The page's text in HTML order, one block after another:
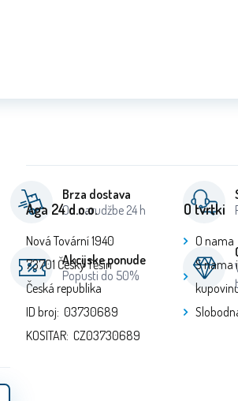
Brza dostava
Od narudžbe 24 h
Akcijske ponude
Popusti do 50%
Aga 24 d.o.o.
Nová Tovární 1940
73701 Český Těšín
Česká republika
ID broj: 03730689
KOSITAR: CZ03730689
O tvrtki
O nama
S nama